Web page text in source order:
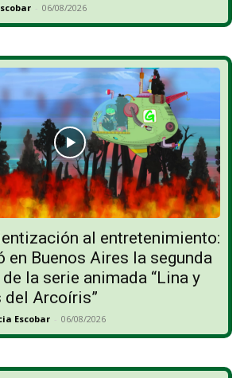
- 06/08/2026
al entretenimiento:
en Buenos Aires la segunda
la serie animada “Lina y
del Arcoíris”
Escobar - 06/08/2026